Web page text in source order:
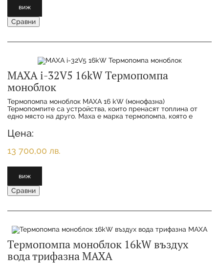
виж
Сравни
MAXA i-32V5 16kW Термопомпа
моноблок
Термопомпа моноблок MAXA 16 kW (монофазна)
Термопомпитe са устройства, които пренасят топлина от
едно място на друго. Maxa е марка термопомпа, която е
Цена:
13 700,00 лв.
виж
Сравни
Термопомпа моноблок 16kW въздух
вода трифазна MAXA